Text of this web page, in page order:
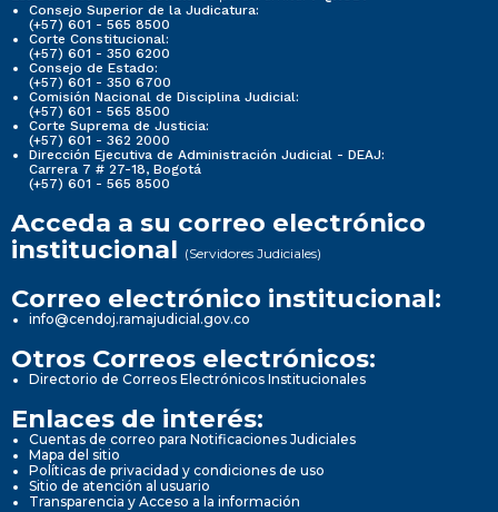
Consejo Superior de la Judicatura:
(+57) 601 - 565 8500
Corte Constitucional:
(+57) 601 - 350 6200
Consejo de Estado:
(+57) 601 - 350 6700
Comisión Nacional de Disciplina Judicial:
(+57) 601 - 565 8500
Corte Suprema de Justicia:
(+57) 601 - 362 2000
Dirección Ejecutiva de Administración Judicial - DEAJ:
Carrera 7 # 27-18, Bogotá
(+57) 601 - 565 8500
Acceda a su correo electrónico
institucional (Servidores Judiciales)
Correo electrónico institucional:
info@cendoj.ramajudicial.gov.co
Otros Correos electrónicos:
Directorio de Correos Electrónicos Institucionales
Enlaces de interés:
Cuentas de correo para Notificaciones Judiciales
Mapa del sitio
Políticas de privacidad y condiciones de uso
Sitio de atención al usuario
Transparencia y Acceso a la información